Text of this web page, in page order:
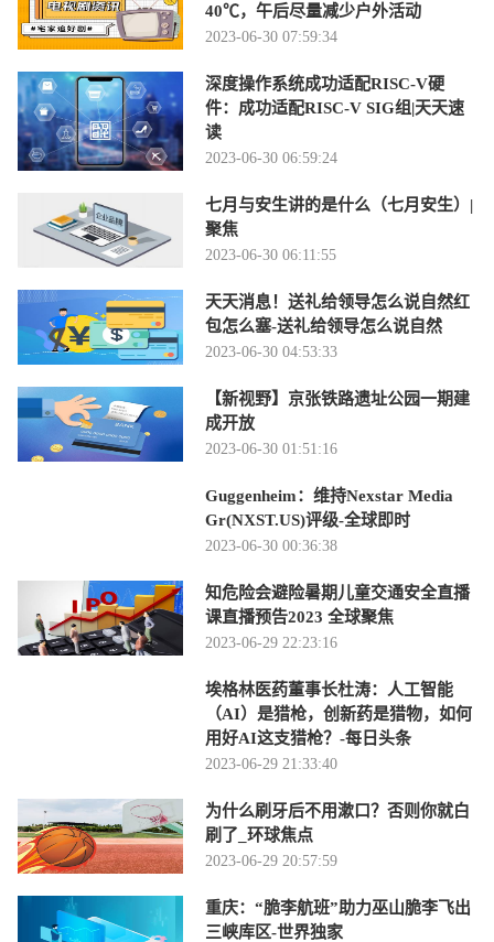
40℃，午后尽量减少户外活动
2023-06-30 07:59:34
深度操作系统成功适配RISC-V硬
件：成功适配RISC-V SIG组|天天速
读
2023-06-30 06:59:24
七月与安生讲的是什么（七月安生）|
聚焦
2023-06-30 06:11:55
天天消息！送礼给领导怎么说自然红
包怎么塞-送礼给领导怎么说自然
2023-06-30 04:53:33
【新视野】京张铁路遗址公园一期建
成开放
2023-06-30 01:51:16
Guggenheim：维持Nexstar Media
Gr(NXST.US)评级-全球即时
2023-06-30 00:36:38
知危险会避险暑期儿童交通安全直播
课直播预告2023 全球聚焦
2023-06-29 22:23:16
埃格林医药董事长杜涛：人工智能
（AI）是猎枪，创新药是猎物，如何
用好AI这支猎枪？-每日头条
2023-06-29 21:33:40
为什么刷牙后不用漱口？否则你就白
刷了_环球焦点
2023-06-29 20:57:59
重庆：“脆李航班”助力巫山脆李飞出
三峡库区-世界独家